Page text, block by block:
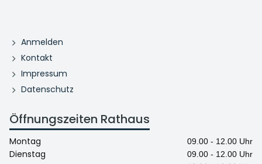
Anmelden
Kontakt
Impressum
Datenschutz
Öffnungszeiten Rathaus
Montag 09.00 - 12.00 Uhr
Dienstag
09.00 - 12.00 Uhr